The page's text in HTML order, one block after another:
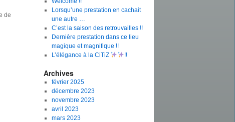
de
Lorsqu’une prestation en cachait
une autre …
C’est la saison des retrouvailles !!
Dernière prestation dans ce lieu
magique et magnifique !!
L’élégance à la CiTiZ
!!
Archives
février 2025
décembre 2023
novembre 2023
avril 2023
mars 2023